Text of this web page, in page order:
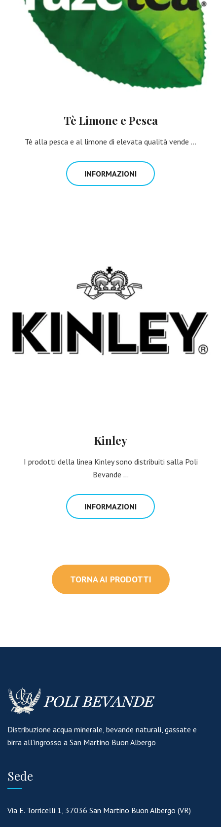
Tè Limone e Pesca
Tè alla pesca e al limone di elevata qualità vende ...
INFORMAZIONI
Kinley
I prodotti della linea Kinley sono distribuiti salla Poli
Bevande ...
INFORMAZIONI
TORNA AI PRODOTTI
Distribuzione acqua minerale, bevande naturali, gassate e
birra all’ingrosso a San Martino Buon Albergo
Sede
Via E. Torricelli 1, 37036 San Martino Buon Albergo (VR)